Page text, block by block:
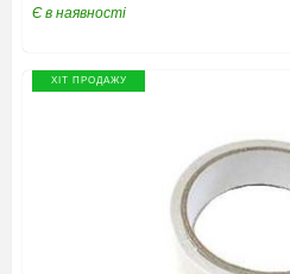
Є в наявності
ХІТ ПРОДАЖУ